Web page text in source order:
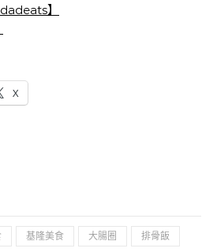
】
X
基隆美食 大腸圈 排骨飯